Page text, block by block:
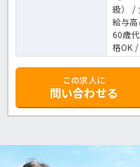
級） /
給与
60歳
格OK
この求人に
問い合わせる